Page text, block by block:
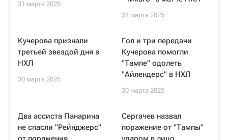
31 марта 2025
31 марта 2025
Кучерова признали
третьей звездой дня в
НХЛ
30 марта 2025
Гол и три передачи
Кучерова помогли
"Тампе" одолеть
"Айлендерс" в НХЛ
30 марта 2025
Два ассиста Панарина
не спасли "Рейнджерс"
Сергачев назвал
поражение от "Тампы"